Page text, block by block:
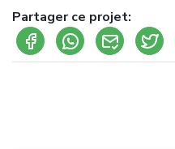
Partager ce projet: